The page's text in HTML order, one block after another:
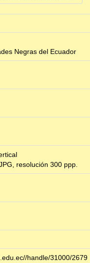
Negras del Ecuador
resolución 300 ppp.
handle/31000/2679